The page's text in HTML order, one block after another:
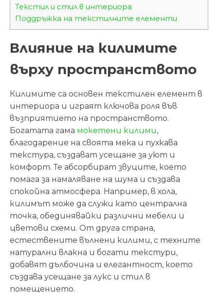
Текстил и стил в интериора
Поддръжка на текстилните елементи
Влияние на килимите
върху пространството
Килимите са основен текстилен елемент в
интериора и играят ключова роля във
възприятието на пространството.
Богатата гама мокетени килими,
благодарение на своята мека и пухкава
текстура, създават усещане за уют и
комфорт. Те абсорбират звуците, което
помага за намаляване на шума и създава
спокойна атмосфера. Например, в хола,
килимът може да служи като централна
точка, обединявайки различни мебели и
цветови схеми. От друга страна,
естествените вълнени килими, с техните
натурални влакна и богати текстури,
добавят дълбочина и елегантност, което
създава усещане за лукс и стил в
помещението.